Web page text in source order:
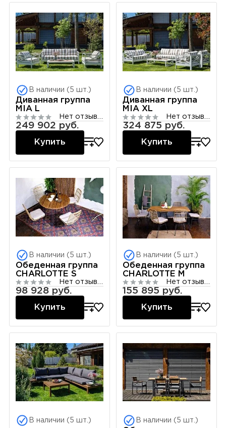
В наличии (5 шт.)
Диванная группа
MIA L
249 902 руб.
Купить
В наличии (5 шт.)
Диванная группа
MIA XL
324 875 руб.
Купить
В наличии (5 шт.)
Обеденная группа
CHARLOTTE S
98 928 руб.
Купить
В наличии (5 шт.)
Обеденная группа
CHARLOTTE M
155 895 руб.
Купить
В наличии (5 шт.) В наличии (5 шт.)